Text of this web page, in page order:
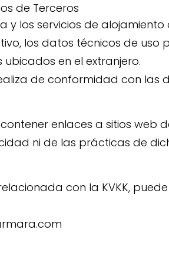
de Terceros
y los servicios de
los datos técnicos de
en el extranjero.
de conformidad con las
enlaces a sitios web
ni de las prácticas de
con la KVKK,